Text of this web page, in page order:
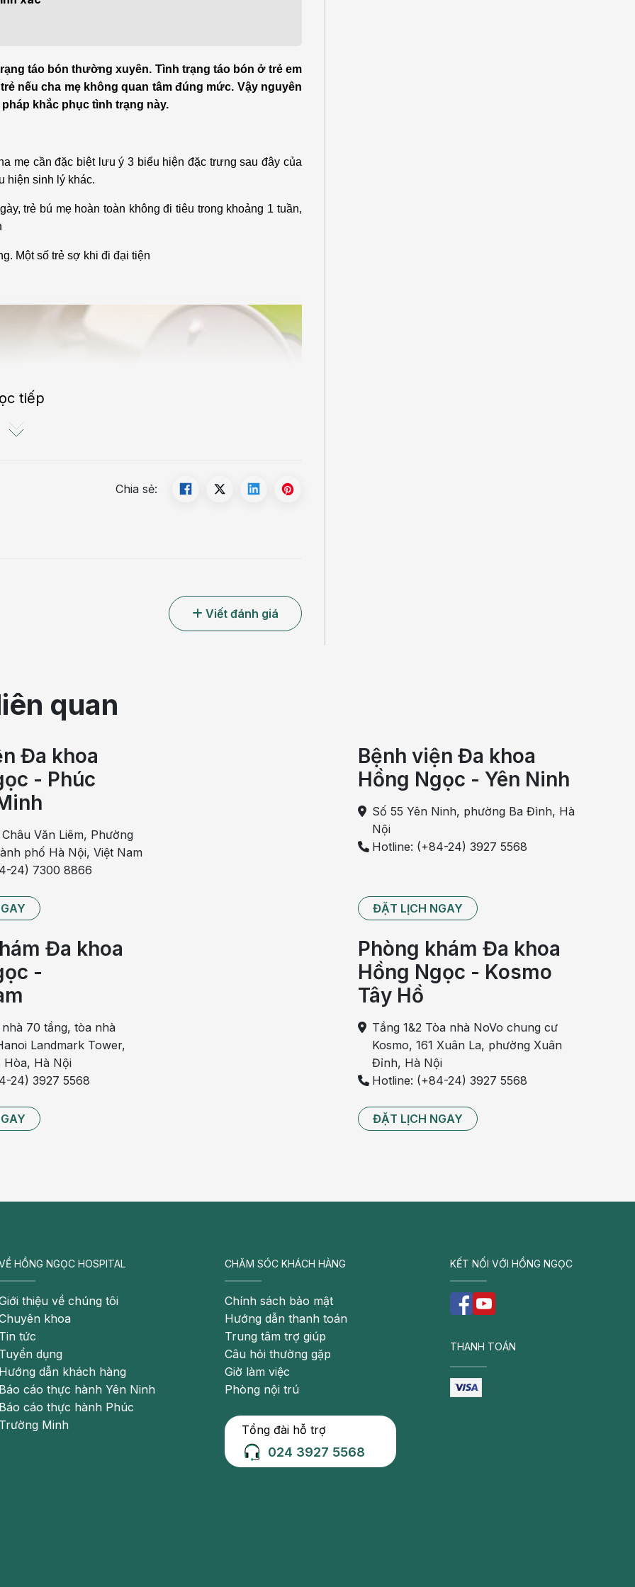
- Tiết niệu
trị liệu - Phục hồi
Ngoại khoa
Tâm lý và sức khỏe tâm
táo bón thường xuyên. Tình trạng táo bón ở trẻ em
nếu cha mẹ không quan tâm đúng mức. Vậy nguyên
khắc phục tình trạng này.
mẹ cần đặc biệt lưu ý 3 biểu hiện đặc trưng sau đây của
hiện sinh lý khác.
trẻ bú mẹ hoàn toàn không đi tiêu trong khoảng 1 tuần,
Một số trẻ sợ khi đi đại tiện
trẻ em rất dễ nhận biết
vài ngày đến 1 tuần sẽ tự khỏi nhưng khi tìm hiểu rõ sẽ
táo bón chức năng (thông thường) và táo bón bệnh lý.
và thói quen sinh hoạt không hợp lý
lý viêm đường tiêu hóa, bệnh lý tuyến giáp, bệnh lý hệ
quanh hậu môn…Trong số các trường hợp táo bón ở trẻ,
nhân và điều trị kịp thời triệu chứng sẽ chuyển biến
chính xác
bón ở trẻ em là do trẻ ăn quá nhiều thức ăn hoặc ít uống
bởi:
uống liền)
chứa hormone motilin giúp hỗ trợ nhu động ruột của trẻ,
khó khăn hơn.
nước và chất xơ. Chất xơ giúp giữ nước trong ruột già và
vào giai đoạn ăn dặm, nếu mẹ cho trẻ ăn thức ăn quá đặc
thuốc do xuất hiện các triệu chứng như còi xương, suy
một lượng thuốc khác nhau, lượng dùng nhiều trong
tiếp
Chia sẻ:
Viết đánh giá
quan
Đa khoa
- Phúc
Văn Liêm, Phường
phố Hà Nội, Việt Nam
24) 7300 8866
Bệnh viện Đa khoa
Hồng Ngọc - Yên Ninh
Số 55 Yên Ninh, phường Ba Đình, Hà
Nội
Hotline: (+84-24) 3927 5568
ĐẶT LỊCH NGAY
Đa khoa
-
nhà 70 tầng, tòa nhà
Landmark Tower,
Hòa, Hà Nội
24) 3927 5568
Phòng khám Đa khoa
Hồng Ngọc - Kosmo
Tây Hồ
Tầng 1&2 Tòa nhà NoVo chung cư
Kosmo, 161 Xuân La, phường Xuân
Đỉnh, Hà Nội
Hotline: (+84-24) 3927 5568
ĐẶT LỊCH NGAY
HỒNG NGỌC HOSPITAL
thiệu về chúng tôi
khoa
Tin tức
Tuyển dụng
Hướng dẫn khách hàng
Báo cáo thực hành Yên Ninh
Báo cáo thực hành Phúc
Trường Minh
CHĂM SÓC KHÁCH HÀNG
Chính sách bảo mật
Hướng dẫn thanh toán
Trung tâm trợ giúp
Câu hỏi thường gặp
Giờ làm việc
Phòng nội trú
Tổng đài hỗ trợ
024 3927 5568
KẾT NỐI VỚI HỒNG NGỌC
THANH TOÁN